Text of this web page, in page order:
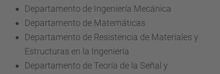
Departamento de Ingeniería Mecánica
Departamento de Matemáticas
Departamento de Resistencia de Materiales y
Estructuras en la Ingeniería
Departamento de Teoría de la Señal y